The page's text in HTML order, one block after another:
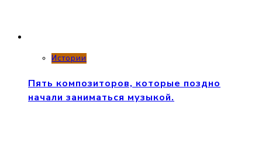
Истории
Пять композиторов, которые поздно
начали заниматься музыкой.